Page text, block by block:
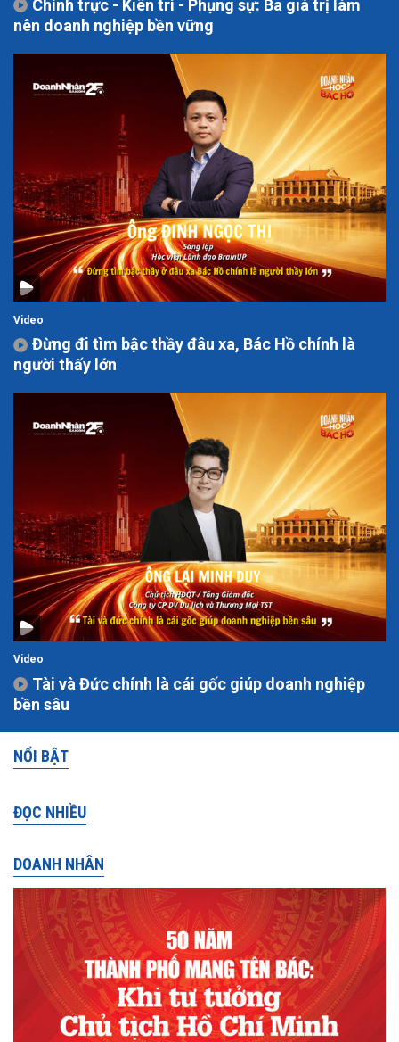
Chính trực - Kiên trì - Phụng sự: Ba giá trị làm
nên doanh nghiệp bền vững
Video
Đừng đi tìm bậc thầy đâu xa, Bác Hồ chính là
người thấy lớn
Video
Tài và Đức chính là cái gốc giúp doanh nghiệp
bền sâu
NỔI BẬT
ĐỌC NHIỀU
DOANH NHÂN